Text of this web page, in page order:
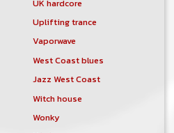
UK hardcore
Uplifting trance
Vaporwave
West Coast blues
Jazz West Coast
Witch house
Wonky